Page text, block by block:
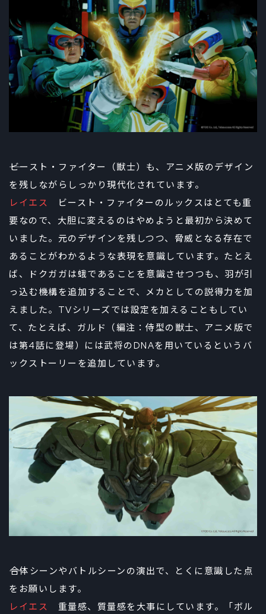
――ビースト・ファイター（獣士）も、アニメ版のデザイン
を残しながらしっかり現代化されています。
レイエス ビースト・ファイターのルックスはとても重
要なので、大胆に変えるのはやめようと最初から決めて
いました。元のデザインを残しつつ、脅威となる存在で
あることがわかるような表現を意識しています。たとえ
ば、ドクガガは蛾であることを意識させつつも、羽が引
っ込む機構を追加することで、メカとしての説得力を加
えました。TVシリーズでは設定を加えることもしてい
て、たとえば、ガルド（編注：侍型の獣士、アニメ版で
は第4話に登場）には武将のDNAを用いているというバ
ックストーリーを追加しています。
――合体シーンやバトルシーンの演出で、とくに意識した点
をお願いします。
レイエス 重量感、質量感を大事にしています。「ボル